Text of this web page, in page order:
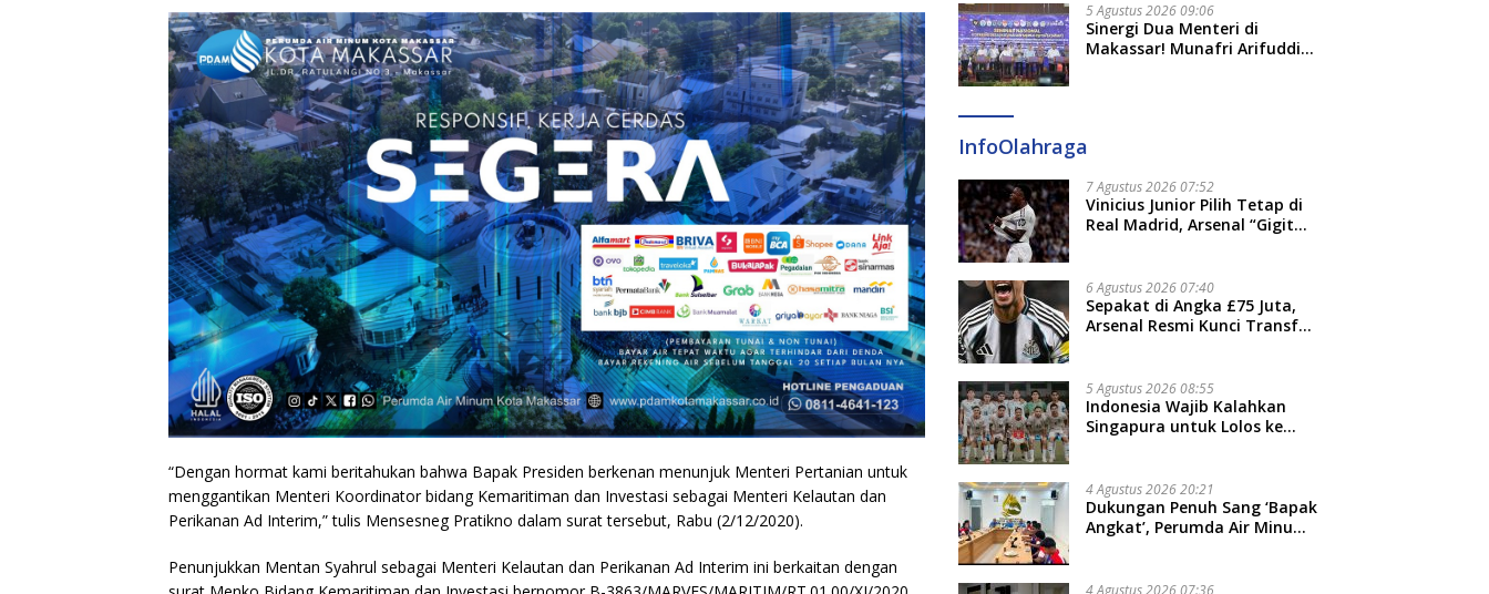
“Dengan hormat kami beritahukan bahwa Bapak Presiden berkenan menunjuk Menteri Pertanian untuk
menggantikan Menteri Koordinator bidang Kemaritiman dan Investasi sebagai Menteri Kelautan dan
Perikanan Ad Interim,” tulis Mensesneg Pratikno dalam surat tersebut, Rabu (2/12/2020).
Penunjukkan Mentan Syahrul sebagai Menteri Kelautan dan Perikanan Ad Interim ini berkaitan dengan
5 Agustus 2026 09:06
Sinergi Dua Menteri di
Makassar! Munafri Arifuddin
InfoOlahraga
7 Agustus 2026 07:52
Vinicius Junior Pilih Tetap di
Real Madrid, Arsenal “Gigit
6 Agustus 2026 07:40
Sepakat di Angka £75 Juta,
Arsenal Resmi Kunci Transfer
5 Agustus 2026 08:55
Indonesia Wajib Kalahkan
Singapura untuk Lolos ke
4 Agustus 2026 20:21
Dukungan Penuh Sang ‘Bapak
Angkat’, Perumda Air Minum
4 Agustus 2026 07:36